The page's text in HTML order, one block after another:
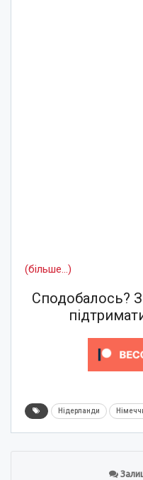
(більше…)
Сподобалось?
Нідерланди